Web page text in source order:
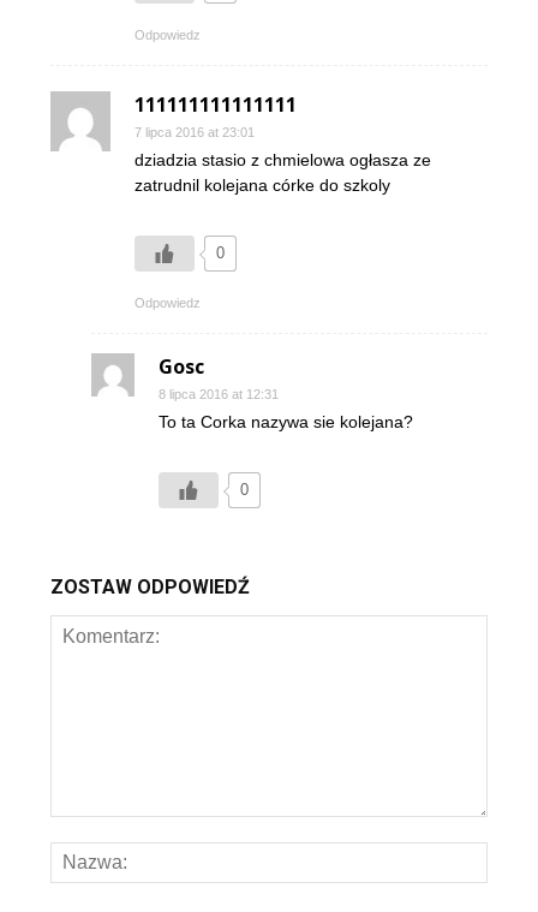
Odpowiedz
111111111111111
7 lipca 2016 at 23:01
dziadzia stasio z chmielowa ogłasza ze
zatrudnil kolejana córke do szkoly
0
Odpowiedz
Gosc
8 lipca 2016 at 12:31
To ta Corka nazywa sie kolejana?
0
ZOSTAW ODPOWIEDŹ